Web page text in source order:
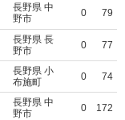
長野県 中
野市
0 79
長野県 長
野市
0 77
長野県 小
布施町
0 74
長野県 中
野市
0 172